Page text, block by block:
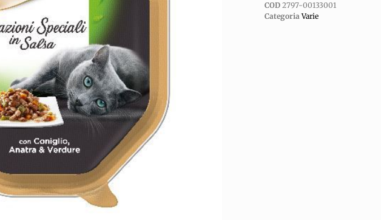
COD 2797-00133001
Categoria Varie